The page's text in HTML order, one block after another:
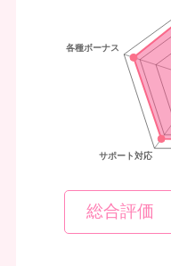
総合評価